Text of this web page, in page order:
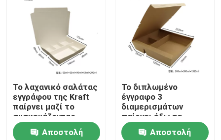
ΧΑΡΤΙΝΟ ΚΟΥΠΑΚΙ ΜΙΑΣ ΧΡΗΣΗΣ
Τσάντες εγγράφου της Kraft
Πλαστική τσάντα μιας χρήσης
Πλαστικό κιβώτιο συσκευασίας τροφίμων
Το λαχανικό σαλάτας
εγγράφου της Kraft
παίρνει μαζί το
συσκευάζοντας
προϊόν μίας χρήσης
κιβωτίωνΑποστολή
Το διπλωμένο
έγγραφο 3
διαμερισμάτων
παίρνει έξω τα
κιβώτια για τη
συσκευασία γρήγορου
Αποστολή